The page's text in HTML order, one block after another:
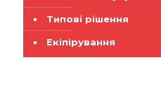
Типові рішення
Екіпірування